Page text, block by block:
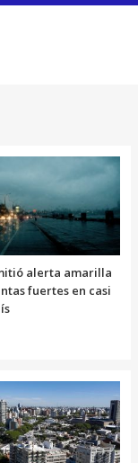
disminuir
el
volumen.
alerta amarilla
fuertes en casi